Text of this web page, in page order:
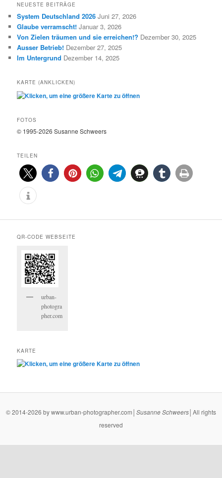
e
n
H
I
V
E
NEUESTE BEITRÄGE
System Deutschland 2026 Juni 27, 2026
Glaube verramscht! Januar 3, 2026
Von Zielen träumen und sie erreichen!? Dezember 30, 2025
Ausser Betrieb! Dezember 27, 2025
Im Untergrund Dezember 14, 2025
KARTE (ANKLICKEN)
FOTOS
© 1995-2026 Susanne Schweers
TEILEN
0 0
QR-CODE WEBSEITE
urban-
photogra
pher.com
KARTE
© 2014-2026 by www.urban-photographer.com│ SusanneSchweers│All rights
reserved